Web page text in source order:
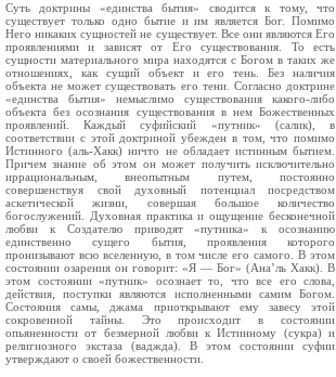
Суть доктрины «единства бытия» сводится к тому, что
существует только одно бытие и им является Бог. Помимо
Него никаких сущностей не существует. Все они являются Его
проявлениями и зависят от Его существования. То есть
сущности материального мира находятся с Богом в таких же
отношениях, как сущий объект и его тень. Без наличия
объекта не может существовать его тени. Согласно доктрине
«единства бытия» немыслимо существования какого-либо
объекта без осознания существования в нем Божественных
проявлений. Каждый суфийский «путник» (салик), в
соответствии с этой доктриной убежден в том, что помимо
Истинного (аль-Хакк) ничто не обладает истинным бытием.
Причем знание об этом он может получить исключительно
иррациональным, внеопытным путем, постоянно
совершенствуя свой духовный потенциал посредством
аскетической жизни, совершая большое количество
богослужений. Духовная практика и ощущение бесконечной
любви к Создателю приводят «путника» к осознанию
единственно сущего бытия, проявления которого
пронизывают всю вселенную, в том числе его самого. В этом
состоянии озарения он говорит: «Я — Бог» (Ана’ль Хакк). В
этом состоянии «путник» осознает то, что все его слова,
действия, поступки являются исполненными самим Богом.
Состояния самы, джама приоткрывают ему завесу этой
сокровенной тайны. Это происходит в состоянии
опьяненности от безмерной любви к Истинному (сукра) и
религиозного экстаза (ваджда). В этом состоянии суфии
утверждают о своей божественности.